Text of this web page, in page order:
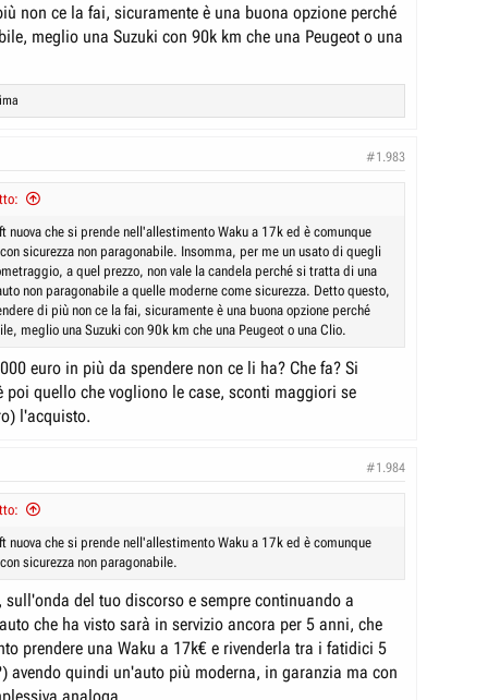
non ce la fai, sicuramente è una buona opzione perché
meglio una Suzuki con 90k km che una Peugeot o una
#1.983
nuova che si prende nell'allestimento Waku a 17k ed è comunque
sicurezza non paragonabile. Insomma, per me un usato di quegli
a quel prezzo, non vale la candela perché si tratta di una
non paragonabile a quelle moderne come sicurezza. Detto questo,
di più non ce la fai, sicuramente è una buona opzione perché
meglio una Suzuki con 90k km che una Peugeot o una Clio.
euro in più da spendere non ce li ha? Che fa? Si
poi quello che vogliono le case, sconti maggiori se
l'acquisto.
#1.984
nuova che si prende nell'allestimento Waku a 17k ed è comunque
sicurezza non paragonabile.
del tuo discorso e sempre continuando a
che ha visto sarà in servizio ancora per 5 anni, che
prendere una Waku a 17k€ e rivenderla tra i fatidici 5
avendo quindi un'auto più moderna, in garanzia ma con